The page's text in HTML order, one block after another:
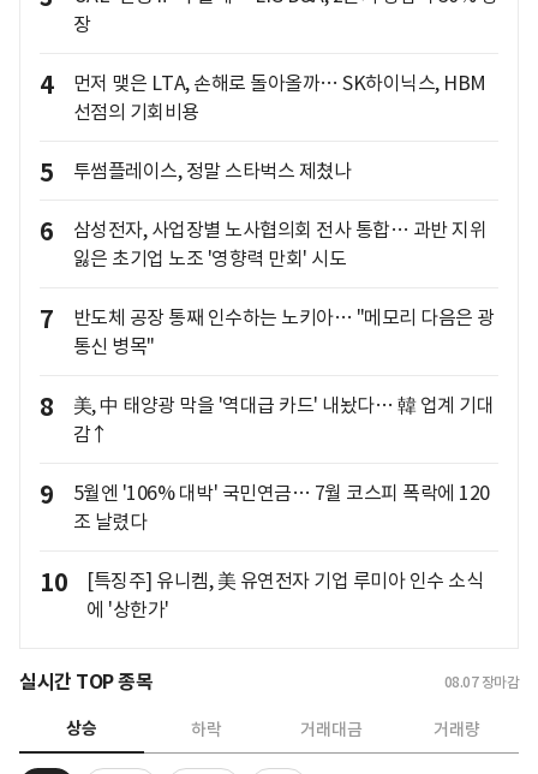
장
4
먼저 맺은 LTA, 손해로 돌아올까… SK하이닉스, HBM
선점의 기회비용
5 투썸플레이스, 정말 스타벅스 제쳤나
6
삼성전자, 사업장별 노사협의회 전사 통합… 과반 지위
잃은 초기업 노조 '영향력 만회' 시도
7
반도체 공장 통째 인수하는 노키아… "메모리 다음은 광
통신 병목"
8
美, 中 태양광 막을 '역대급 카드' 내놨다… 韓 업계 기대
감↑
9
5월엔 '106% 대박' 국민연금… 7월 코스피 폭락에 120
조 날렸다
10
[특징주] 유니켐, 美 유연전자 기업 루미아 인수 소식
에 '상한가'
실시간 TOP 종목 08.07 장마감
상승 하락 거래대금 거래량